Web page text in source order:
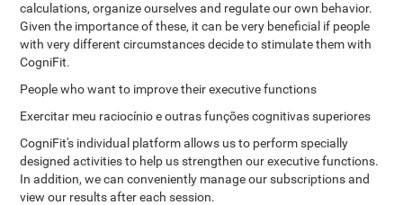
calculations, organize ourselves and regulate our own behavior.
Given the importance of these, it can be very beneficial if people
with very different circumstances decide to stimulate them with
CogniFit.
People who want to improve their executive functions
Exercitar meu raciocínio e outras funções cognitivas superiores
CogniFit's individual platform allows us to perform specially
designed activities to help us strengthen our executive functions.
In addition, we can conveniently manage our subscriptions and
view our results after each session.